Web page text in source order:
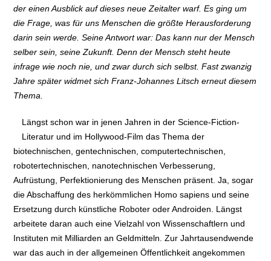
der einen Ausblick auf dieses neue Zeitalter warf. Es ging um
die Frage, was für uns Menschen die größte Herausforderung
darin sein werde. Seine Antwort war: Das kann nur der Mensch
selber sein, seine Zukunft. Denn der Mensch steht heute
infrage wie noch nie, und zwar durch sich selbst. Fast zwanzig
Jahre später widmet sich Franz-Johannes Litsch erneut diesem
Thema.
Längst schon war in jenen Jahren in der Science-Fiction-
Literatur und im Hollywood-Film das Thema der
biotechnischen, gentechnischen, computertechnischen,
robotertechnischen, nanotechnischen Verbesserung,
Aufrüstung, Perfektionierung des Menschen präsent. Ja, sogar
die Abschaffung des herkömmlichen Homo sapiens und seine
Ersetzung durch künstliche Roboter oder Androiden. Längst
arbeitete daran auch eine Vielzahl von Wissenschaftlern und
Instituten mit Milliarden an Geldmitteln. Zur Jahrtausendwende
war das auch in der allgemeinen Öffentlichkeit angekommen